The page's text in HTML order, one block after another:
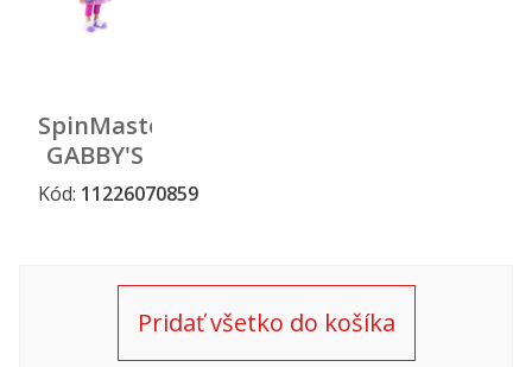
SpinMaster
GABBY'S
DOLLHOUSE
Novinka
Kód: 11226070859
Pridať všetko do košíka